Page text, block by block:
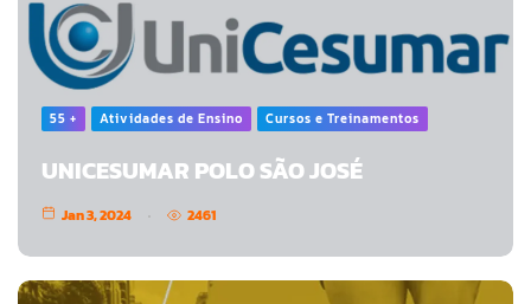
55 + Atividades de Ensino Cursos e Treinamentos
UNICESUMAR POLO SÃO JOSÉ
Jan 3, 2024 2461